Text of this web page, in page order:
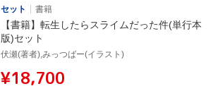
セット 書籍
【書籍】転生したらスライムだった件(単行本
版)セット
伏瀬(著者),みっつばー(イラスト)
¥18,700